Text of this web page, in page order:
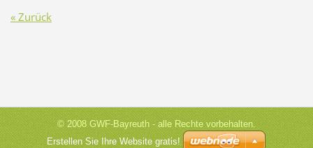
« Zurück
© 2008 GWF-Bayreuth - alle Rechte vorbehalten.
Erstellen Sie Ihre Website gratis!